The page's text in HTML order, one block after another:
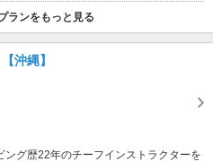
ランをもっと見る
沖縄】
グ歴22年のチーフインストラクターを